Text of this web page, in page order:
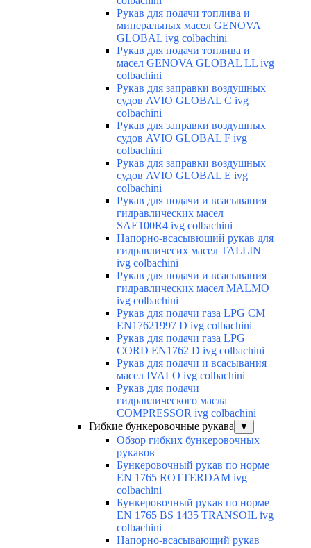
Рукав для подачи топлива и
минеральных масел GENOVA
GLOBAL ivg colbachini
Рукав для подачи топлива и
масел GENOVA GLOBAL LL ivg
colbachini
Рукав для заправки воздушных
судов AVIO GLOBAL C ivg
colbachini
Рукав для заправки воздушных
судов AVIO GLOBAL F ivg
colbachini
Рукав для заправки воздушных
судов AVIO GLOBAL E ivg
colbachini
Рукав для подачи и всасывания
гидравлических масел
SAE100R4 ivg colbachini
Напорно-всасывющий рукав для
гидравличесих масел TALLIN
ivg colbachini
Рукав для подачи и всасывания
гидравлических масел MALMO
ivg colbachini
Рукав для подачи газа LPG CM
EN17621997 D ivg colbachini
Рукав для подачи газа LPG
CORD EN1762 D ivg colbachini
Рукав для подачи и всасывания
масел IVALO ivg colbachini
Рукав для подачи
гидравлического масла
COMPRESSOR ivg colbachini
Гибкие бункеровочные рукава
▼
Обзор гибких бункеровочных
рукавов
Бункеровочный рукав по норме
EN 1765 ROTTERDAM ivg
colbachini
Бункеровочный рукав по норме
EN 1765 BS 1435 TRANSOIL ivg
colbachini
Напорно-всасывающий рукав